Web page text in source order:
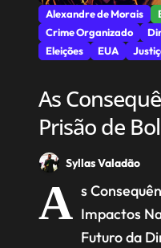
Alexandre de Morais
Crime Organizado
Eleições
EUA
As
Prisão de
Impactos
da Direita
Syllas Valadão
A s
Impactos
Futuro da